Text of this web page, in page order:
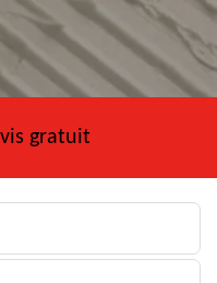
gratuit